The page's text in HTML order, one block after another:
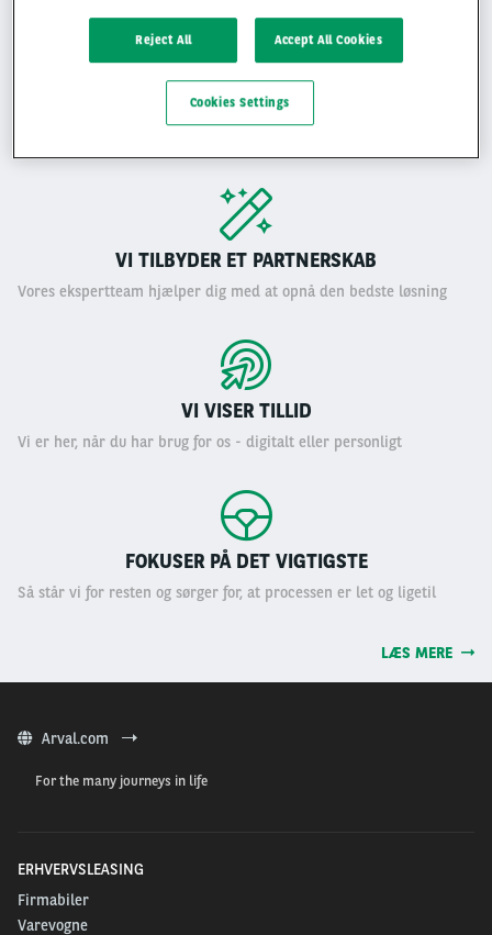
ARVAL
Vi er en global leasingpartner med over 30 års erfaring inden for
VI TILBYDER ET PARTNERSKAB
Vores ekspertteam hjælper dig med at opnå den bedste løsning
VI VISER TILLID
Vi er her, når du har brug for os - digitalt eller personligt
FOKUSER PÅ DET VIGTIGSTE
Så står vi for resten og sørger for, at processen er let og ligetil
LÆS MERE
Arval.com
For the many journeys in life
ERHVERVSLEASING
Firmabiler
Varevogne
Reject All Accept All Cookies
Cookies Settings